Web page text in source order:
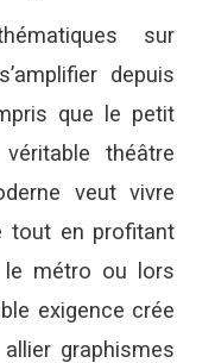
sur
depuis
que le petit
théâtre
veut vivre
tout en profitant
le métro ou lors
exigence crée
graphismes